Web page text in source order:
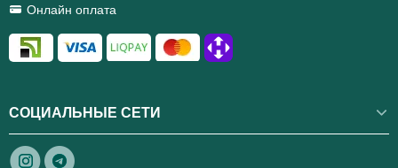
Онлайн оплата
СОЦИАЛЬНЫЕ СЕТИ